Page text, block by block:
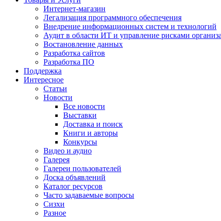
Интернет-магазин
Легализация программного обеспечения
Внедрение информационных систем и технологий
Аудит в области ИТ и управление рисками
Востановление данных
Разработка сайтов
Разработка ПО
Поддержка
Интересное
Статьи
Новости
Все новости
Выставки
Доставка и поиск
Книги и авторы
Конкурсы
Видео и аудио
Галерея
Галереи пользователей
Доска объявлений
Каталог ресурсов
Часто задаваемые вопросы
Сизхи
Разное